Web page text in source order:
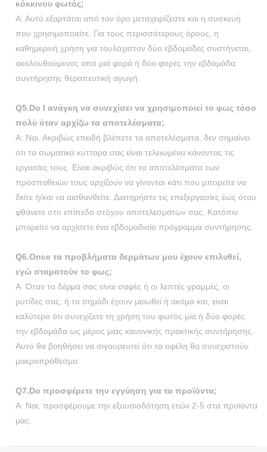
κόκκινου φωτός;
Α: Αυτό εξαρτάται από τον όρο μεταχειρίζεστε και η συσκευή
που χρησιμοποιείτε. Για τους περισσότερους όρους, η
καθημερινή χρήση για τουλάχιστον δύο εβδομάδες συστήνεται,
ακολουθούμενος από μιά φορά ή δύο φορές την εβδομάδα
συντήρησης θεραπευτική αγωγή.
Q5.Do Ι ανάγκη να συνεχίσει να χρησιμοποιεί το φως τόσο
πολύ όταν αρχίζω τα αποτελέσματα;
Α: Ναι. Ακριβώς επειδή βλέπετε τα αποτελέσματα, δεν σημαίνει
ότι τα σωματικά κύτταρα σας είναι τελειωμένα κάνοντας τις
εργασίες τους. Είναι ακριβώς ότι τα αποτελέσματα των
προσπαθειών τους αρχίζουν να γίνονται κάτι που μπορείτε να
δείτε ή/και να αισθανθείτε. Διατηρήστε τις επεξεργασίες έως ότου
φθάνετε στο επίπεδο στόχου αποτελεσμάτων σας. Κατόπιν
μπορείτε να αρχίσετε ένα εβδομαδιαίο πρόγραμμα συντήρησης.
Q6.Once τα προβλήματα δερμάτων μου έχουν επιλυθεί,
εγώ σταματούν το φως;
Α: Όταν το δέρμα σας είναι σαφές ή οι λεπτές γραμμές, οι
ρυτίδες σας, ή το σημάδι έχουν μειωθεί ή ακόμα και, είναι
καλύτερο ότι συνεχίζετε τη χρήση του φωτός μία ή δύο φορές
την εβδομάδα ως μέρος μιας κανονικής πρακτικής συντήρησης.
Αυτό θα βοηθήσει να σιγουρευτεί ότι τα οφέλη θα συνεχιστούν
μακροπρόθεσμα.
Q7.Do προσφέρετε την εγγύηση για τα προϊόντα;
Α: Ναι, προσφέρουμε την εξουσιοδότηση ετών 2-5 στα προϊόντα
μας.